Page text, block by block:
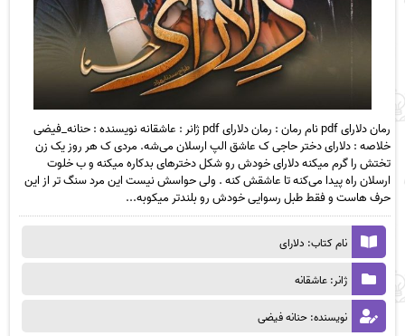
رمان دلارای pdf نام رمان : رمان دلارای pdf ژانر : عاشقانه نویسنده : حنانه_فیضی
خلاصه : دلارای دختر حاجی ک عاشق الپ ارسلان می‌شه. مردی ک هر روز یک زن
تختش را گرم میکنه دلارای خودش رو شکل دخترهای بدکاره میکنه و ب خلوت
ارسلان راه پیدا می‌کنه تا عاشقش کنه . ولی حواسش نیست این مرد سنگ تر از این
حرف هاست و فقط طبل رسوایی خودش رو بلندتر میکوبه...
نام کتاب: دلارای
ژانر: عاشقانه
نویسنده: حنانه فیضی